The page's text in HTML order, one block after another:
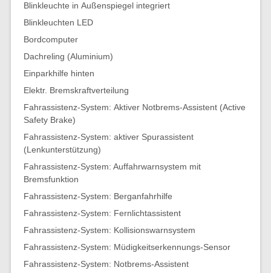
Blinkleuchte in Außenspiegel integriert
Blinkleuchten LED
Bordcomputer
Dachreling (Aluminium)
Einparkhilfe hinten
Elektr. Bremskraftverteilung
Fahrassistenz-System: Aktiver Notbrems-Assistent (Active
Safety Brake)
Fahrassistenz-System: aktiver Spurassistent
(Lenkunterstützung)
Fahrassistenz-System: Auffahrwarnsystem mit
Bremsfunktion
Fahrassistenz-System: Berganfahrhilfe
Fahrassistenz-System: Fernlichtassistent
Fahrassistenz-System: Kollisionswarnsystem
Fahrassistenz-System: Müdigkeitserkennungs-Sensor
Fahrassistenz-System: Notbrems-Assistent